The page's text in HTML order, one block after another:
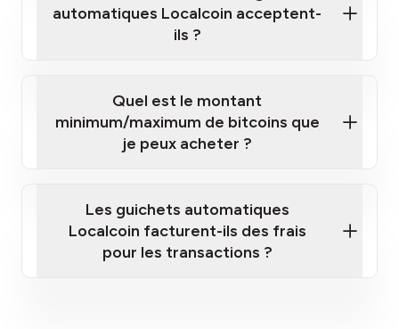
automatiques Localcoin acceptent-
ils ?
Quel est le montant
minimum/maximum de bitcoins que
je peux acheter ?
Les guichets automatiques
Localcoin facturent-ils des frais
pour les transactions ?